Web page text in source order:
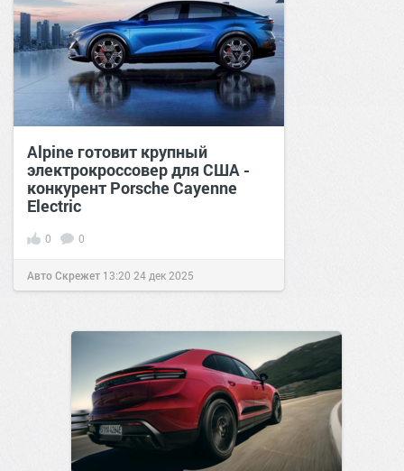
Alpine готовит крупный
электрокроссовер для США -
конкурент Porsche Cayenne
Electric
0 0
Авто Скрежет 13:20 24 дек 2025